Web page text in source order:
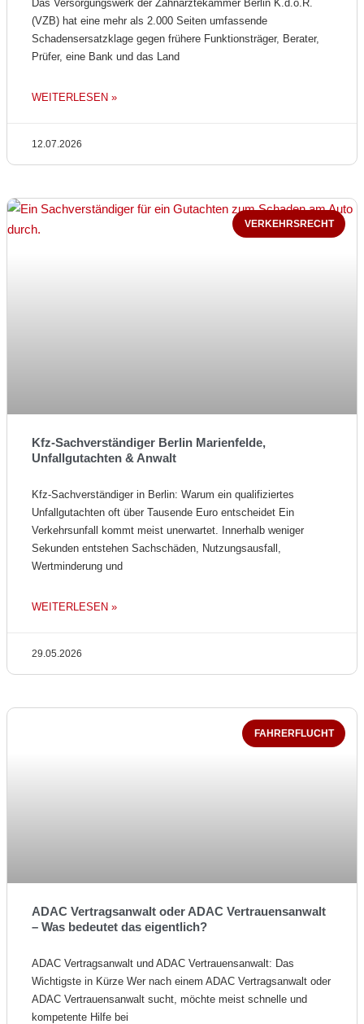
Das Versorgungswerk der Zahnärztekammer Berlin K.d.ö.R.
(VZB) hat eine mehr als 2.000 Seiten umfassende
Schadensersatzklage gegen frühere Funktionsträger, Berater,
Prüfer, eine Bank und das Land
WEITERLESEN »
12.07.2026
VERKEHRSRECHT
Kfz-Sachverständiger Berlin Marienfelde,
Unfallgutachten & Anwalt
Kfz-Sachverständiger in Berlin: Warum ein qualifiziertes
Unfallgutachten oft über Tausende Euro entscheidet Ein
Verkehrsunfall kommt meist unerwartet. Innerhalb weniger
Sekunden entstehen Sachschäden, Nutzungsausfall,
Wertminderung und
WEITERLESEN »
29.05.2026
FAHRERFLUCHT
ADAC Vertragsanwalt oder ADAC Vertrauensanwalt
– Was bedeutet das eigentlich?
ADAC Vertragsanwalt und ADAC Vertrauensanwalt: Das
Wichtigste in Kürze Wer nach einem ADAC Vertragsanwalt oder
ADAC Vertrauensanwalt sucht, möchte meist schnelle und
kompetente Hilfe bei